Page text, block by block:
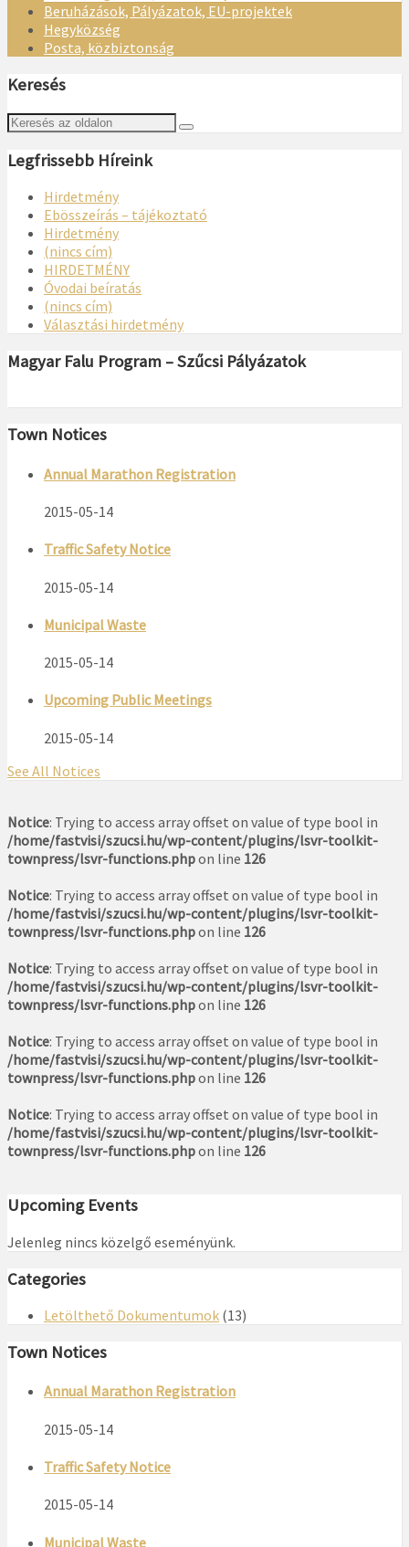
Beruházások, Pályázatok, EU-projektek
Hegyközség
Posta, közbiztonság
Keresés
Legfrissebb Híreink
Hirdetmény
Ebösszeírás – tájékoztató
Hirdetmény
(nincs cím)
HIRDETMÉNY
Óvodai beíratás
(nincs cím)
Választási hirdetmény
Magyar Falu Program – Szűcsi Pályázatok
Town Notices
Annual Marathon Registration
2015-05-14
Traffic Safety Notice
2015-05-14
Municipal Waste
2015-05-14
Upcoming Public Meetings
2015-05-14
See All Notices
Notice: Trying to access array offset on value of type bool in
/home/fastvisi/szucsi.hu/wp-content/plugins/lsvr-toolkit-
townpress/lsvr-functions.phpon line 126
Notice: Trying to access array offset on value of type bool in
/home/fastvisi/szucsi.hu/wp-content/plugins/lsvr-toolkit-
townpress/lsvr-functions.phpon line 126
Notice: Trying to access array offset on value of type bool in
/home/fastvisi/szucsi.hu/wp-content/plugins/lsvr-toolkit-
townpress/lsvr-functions.phpon line 126
Notice: Trying to access array offset on value of type bool in
/home/fastvisi/szucsi.hu/wp-content/plugins/lsvr-toolkit-
townpress/lsvr-functions.phpon line 126
Notice: Trying to access array offset on value of type bool in
/home/fastvisi/szucsi.hu/wp-content/plugins/lsvr-toolkit-
townpress/lsvr-functions.phpon line 126
Upcoming Events
Jelenleg nincs közelgő eseményünk.
Categories
Letölthető Dokumentumok (13)
Town Notices
Annual Marathon Registration
2015-05-14
Traffic Safety Notice
2015-05-14
Municipal Waste